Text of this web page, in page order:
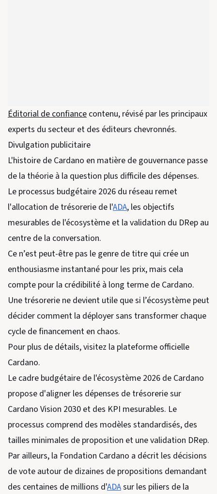
Éditorial de confiance contenu, révisé par les principaux
experts du secteur et des éditeurs chevronnés.
Divulgation publicitaire
L'histoire de Cardano en matière de gouvernance passe
de la théorie à la question plus difficile des dépenses.
Le processus budgétaire 2026 du réseau remet
l'allocation de trésorerie de l'ADA, les objectifs
mesurables de l'écosystème et la validation du DRep au
centre de la conversation.
Ce n’est peut-être pas le genre de titre qui crée un
enthousiasme instantané pour les prix, mais cela
compte pour la crédibilité à long terme de Cardano.
Une trésorerie ne devient utile que si l’écosystème peut
décider comment la déployer sans transformer chaque
cycle de financement en chaos.
Pour plus de détails, visitez la plateforme officielle
Cardano.
Le cadre budgétaire de l'écosystème 2026 de Cardano
propose d'aligner les dépenses de trésorerie sur
Cardano Vision 2030 et des KPI mesurables. Le
processus comprend des modèles standardisés, des
tailles minimales de proposition et une validation DRep.
Par ailleurs, la Fondation Cardano a décrit les décisions
de vote autour de dizaines de propositions demandant
des centaines de millions d'ADAsur les piliers de la